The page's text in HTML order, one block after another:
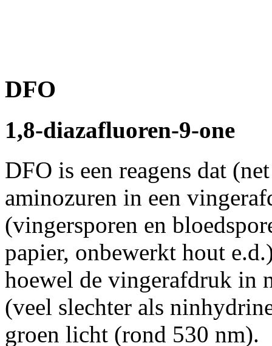
DFO
1,8-diazafluoren-9-one
DFO is een reagens dat
aminozuren in een
(vingersporen en
papier, onbewerkt hout
hoewel de vingerafdruk in
(veel slechter als
groen licht (rond 530 nm).